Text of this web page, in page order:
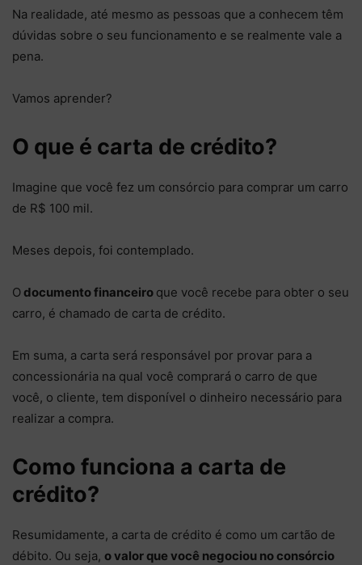
Na realidade, até mesmo as pessoas que a conhecem têm
dúvidas sobre o seu funcionamento e se realmente vale a
pena.
Vamos aprender?
O que é carta de crédito?
Imagine que você fez um consórcio para comprar um carro
de R$ 100 mil.
Meses depois, foi contemplado.
O documento financeiro que você recebe para obter o seu
carro, é chamado de carta de crédito.
Em suma, a carta será responsável por provar para a
concessionária na qual você comprará o carro de que
você, o cliente, tem disponível o dinheiro necessário para
realizar a compra.
Como funciona a carta de
crédito?
Resumidamente, a carta de crédito é como um cartão de
débito. Ou seja, o valor que você negociou no consórcio